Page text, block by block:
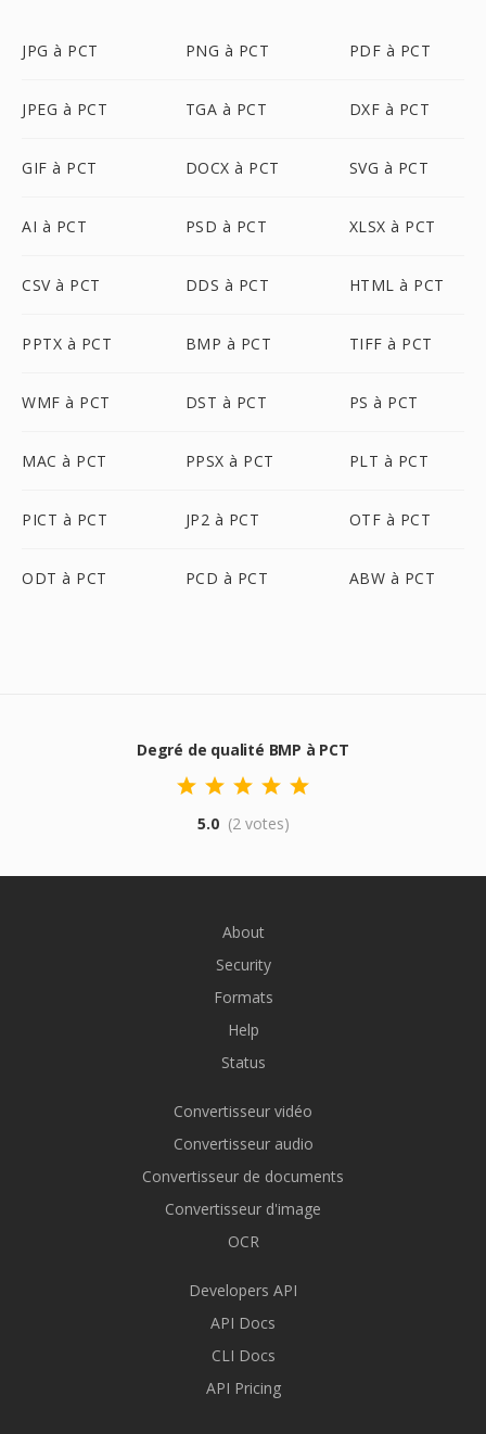
JPG à PCT PNG à PCT PDF à PCT
JPEG à PCT TGA à PCT DXF à PCT
GIF à PCT DOCX à PCT SVG à PCT
AI à PCT PSD à PCT XLSX à PCT
CSV à PCT DDS à PCT HTML à PCT
PPTX à PCT BMP à PCT TIFF à PCT
WMF à PCT DST à PCT PS à PCT
MAC à PCT PPSX à PCT PLT à PCT
PICT à PCT JP2 à PCT OTF à PCT
ODT à PCT PCD à PCT ABW à PCT
Degré de qualité BMP à PCT
5.0 (2 votes)
About
Security
Formats
Help
Status
Convertisseur vidéo
Convertisseur audio
Convertisseur de documents
Convertisseur d'image
OCR
Developers API
API Docs
CLI Docs
API Pricing